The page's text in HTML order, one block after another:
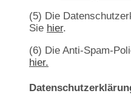
(5) Die
Sie hier.
(6) Die Anti-Spam-
hier.